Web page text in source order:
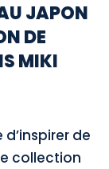
JAPON
DE
MIKI
de
collection